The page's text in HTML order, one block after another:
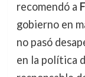
recomendó a
gobierno en
no pasó
en la política